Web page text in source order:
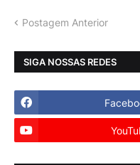
Postagem Anterior
SIGA NOSSAS REDES